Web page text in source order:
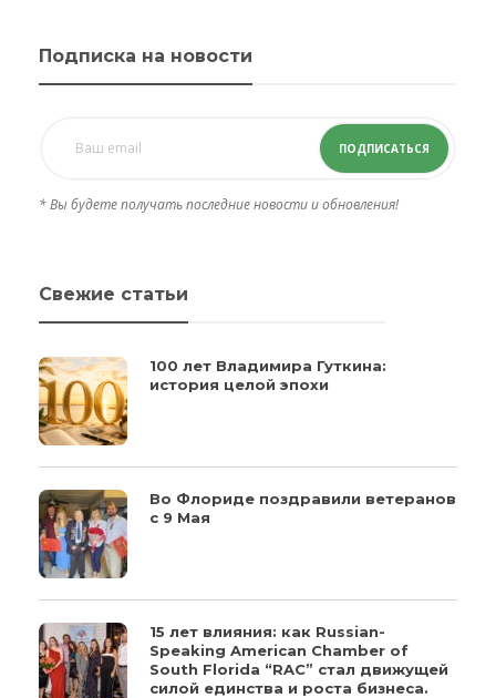
Подписка на новости
ПОДПИСАТЬСЯ
* Вы будете получать последние новости и обновления!
Свежие статьи
100 лет Владимира Гуткина:
история целой эпохи
Во Флориде поздравили ветеранов
с 9 Мая
15 лет влияния: как Russian-
Speaking American Chamber of
South Florida “RAC” стал движущей
силой единства и роста бизнеса.